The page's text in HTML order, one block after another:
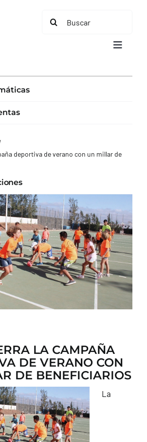
Buscar:
Toggle
deportiva de verano con un millar de
LA CAMPAÑA
DE VERANO CON
DE BENEFICIARIOS
La